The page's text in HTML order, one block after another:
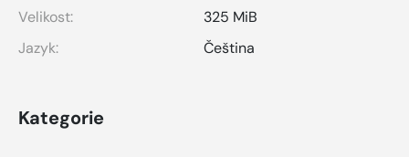
Velikost:
325 MiB
Jazyk:
Čeština
Kategorie